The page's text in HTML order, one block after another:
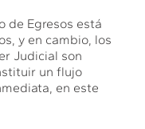
de Egresos está
y en cambio, los
Judicial son
un flujo
en este